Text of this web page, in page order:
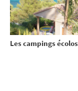
Les campings écolos